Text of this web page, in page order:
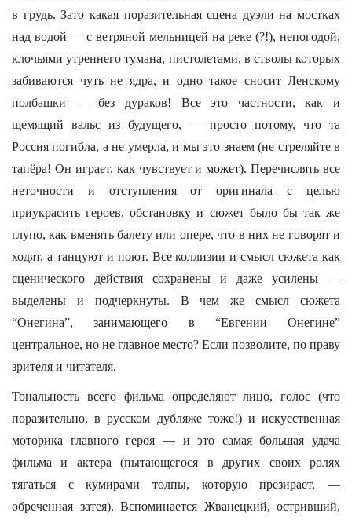
в грудь. Зато какая поразительная сцена дуэли на мостках
над водой — с ветряной мельницей на реке (?!), непогодой,
клочьями утреннего тумана, пистолетами, в стволы которых
забиваются чуть не ядра, и одно такое сносит Ленскому
полбашки — без дураков! Все это частности, как и
щемящий вальс из будущего, — просто потому, что та
Россия погибла, а не умерла, и мы это знаем (не стреляйте в
тапёра! Он играет, как чувствует и может). Перечислять все
неточности и отступления от оригинала с целью
приукрасить героев, обстановку и сюжет было бы так же
глупо, как вменять балету или опере, что в них не говорят и
ходят, а танцуют и поют. Все коллизии и смысл сюжета как
сценического действия сохранены и даже усилены —
выделены и подчеркнуты. В чем же смысл сюжета
“Онегина”, занимающего в “Евгении Онегине”
центральное, но не главное место? Если позволите, по праву
зрителя и читателя.
Тональность всего фильма определяют лицо, голос (что
поразительно, в русском дубляже тоже!) и искусственная
моторика главного героя — и это самая большая удача
фильма и актера (пытающегося в других своих ролях
тягаться с кумирами толпы, которую презирает, —
обреченная затея). Вспоминается Жванецкий, остривший,